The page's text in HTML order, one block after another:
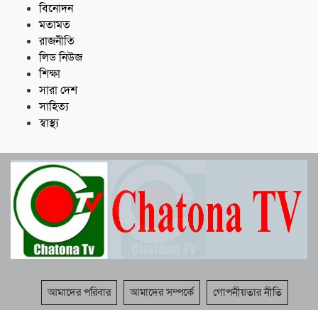
বিনোদন
মতামত
রাজনীতি
লিড নিউজ
শিক্ষা
সারা দেশ
সাহিত্য
স্বাস্থ্য
আমাদের পরিবার আমাদের সম্পর্কে গোপনীয়তার নীতি